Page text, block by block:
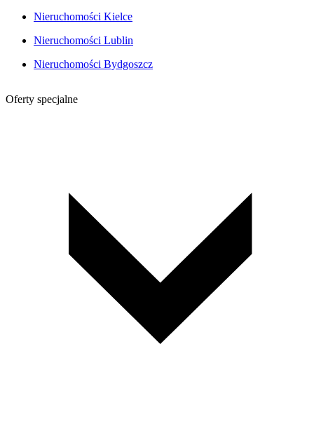
Nieruchomości Kielce
Nieruchomości Lublin
Nieruchomości Bydgoszcz
Oferty specjalne